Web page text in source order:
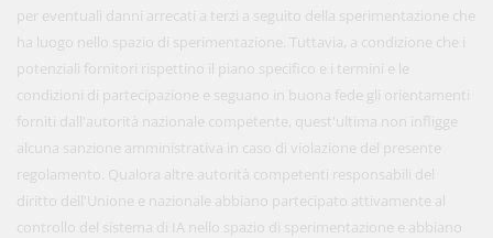
per eventuali danni arrecati a terzi a seguito della sperimentazione che
ha luogo nello spazio di sperimentazione. Tuttavia, a condizione che i
potenziali fornitori rispettino il piano specifico e i termini e le
condizioni di partecipazione e seguano in buona fede gli orientamenti
forniti dall'autorità nazionale competente, quest'ultima non infligge
alcuna sanzione amministrativa in caso di violazione del presente
regolamento. Qualora altre autorità competenti responsabili del
diritto dell'Unione e nazionale abbiano partecipato attivamente al
controllo del sistema di IA nello spazio di sperimentazione e abbiano